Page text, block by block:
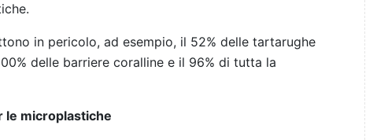
.
in pericolo, ad esempio, il 52% delle tartarughe
delle barriere coralline e il 96% di tutta la
le microplastiche